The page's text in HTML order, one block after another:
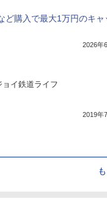
ど購入で最大1万円のキャ
2026年
イ鉄道ライフ
2019年